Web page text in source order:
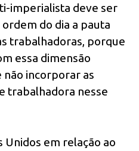
imperialista deve ser
do dia a pauta
trabalhadoras, porque
essa dimensão
não incorporar as
trabalhadora nesse
Unidos em relação ao